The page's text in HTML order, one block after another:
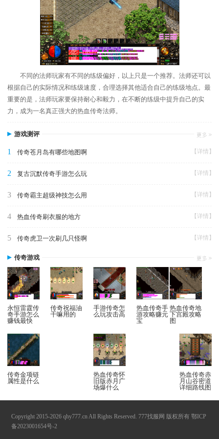
不同的法师玩家有不同的练级偏好，以上只是一个推荐。法师还可以
根据自己的实际情况和练级速度，合理选择其他适合自己的练级地点。最
重要的是，法师玩家要保持耐心和毅力，在不断的练级中提升自己的实
力，成为一名真正强大的热血传奇法师。
游戏测评
1 传奇苍月岛有哪些地图啊 【详情】
2 复古沉默传奇手游怎么玩 【详情】
3 传奇霸主超级神技怎么用 【详情】
4 热血传奇刷衣服的地方 【详情】
5 传奇虎卫一次刷几只怪啊 【详情】
传奇游戏
永恒雷霆传
奇手游怎么
赚钱最快
传奇祝福油
干嘛用的
手游传奇怎
么玩攻击高
热血传奇手
游攻略赚元
宝
热血传奇地
下宫殿攻略
图
传奇金项链
属性是什么
热血传奇怀
旧版赤月广
场爆什么
热血传奇赤
月山谷密道
详细路线图
Copyright 2015-2026 qhy777.cn All Rights Reserved. 777找服网 版权所有 鄂ICP
备2023001654号-2